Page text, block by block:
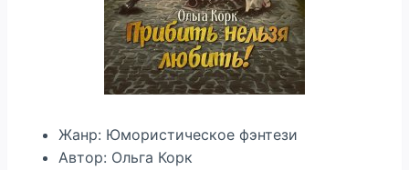
Жанр: Юмористическое фэнтези
Автор: Ольга Корк